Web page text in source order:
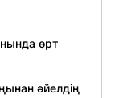
өрт
әйелдің